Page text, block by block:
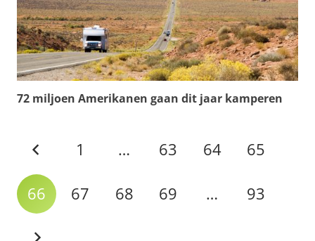
72 miljoen Amerikanen gaan dit jaar kamperen
1 … 63 64 65
66 67 68 69 … 93